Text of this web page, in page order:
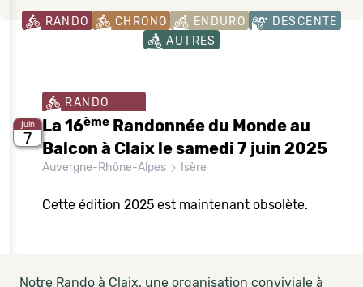
RANDO CHRONO ENDURO
DESCENTE
AUTRES
juin
7
RANDO
La 16ème Randonnée du Monde au
Balcon à Claix le samedi 7 juin 2025
Auvergne-Rhône-Alpes Isère
Cette édition 2025 est maintenant obsolète.
Notre Rando à Claix, une organisation conviviale à